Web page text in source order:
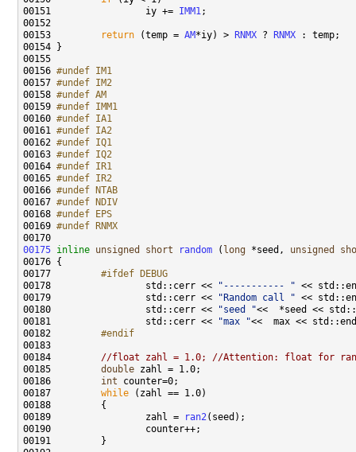
00151                 iy += IMM1
00153
return (temp = AM*iy) > RNMX ? RNMX
00156 #undef IM1
00157 #undef IM2
00158 #undef AM
00159 #undef IMM1
00160 #undef IA1
00161 #undef IA2
00162 #undef IQ1
00163 #undef IQ2
00164 #undef IR1
00165 #undef IR2
00166 #undef NTAB
00167 #undef NDIV
00168 #undef EPS
00169 #undef RNMX
00170
00175 inline unsigned short random ( long *seed, unsigned
00177
        #ifdef DEBUG
00178
                std::cerr <<
"----------- "
00179                 std::cerr <<
"Random call "
00180                 std::cerr <<
"seed "
00181                 std::cerr <<
"max "
00182
        #endif
00183
00184 //float zahl = 1.0; //Attention: float for
00185 double
00186 int
00187 while
00189                 zahl =
ran2